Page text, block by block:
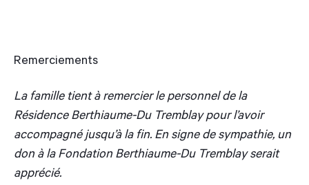
Remerciements
La famille tient à remercier le personnel de la
Résidence Berthiaume-Du Tremblay pour l’avoir
accompagné jusqu’à la fin. En signe de sympathie, un
don à la Fondation Berthiaume-Du Tremblay serait
apprécié.